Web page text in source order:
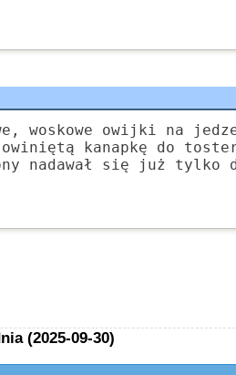
woskowe owijki na
owiniętą kanapkę do
nadawał się już tylko
(2025-09-30)